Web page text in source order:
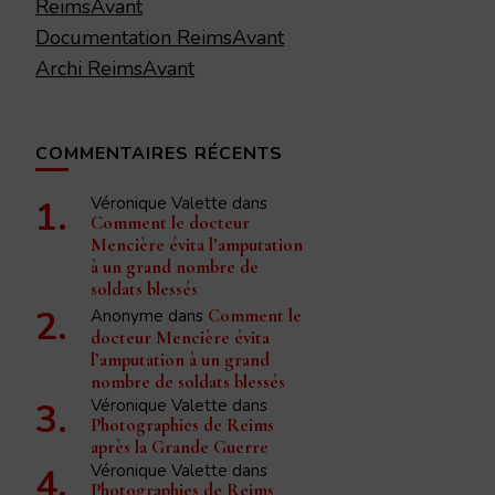
ReimsAvant
Documentation ReimsAvant
Archi ReimsAvant
COMMENTAIRES RÉCENTS
Véronique Valette dans
Comment le docteur
Mencière évita l’amputation
à un grand nombre de
soldats blessés
Anonyme dans Comment le
docteur Mencière évita
l’amputation à un grand
nombre de soldats blessés
Véronique Valette dans
Photographies de Reims
après la Grande Guerre
Véronique Valette dans
Photographies de Reims